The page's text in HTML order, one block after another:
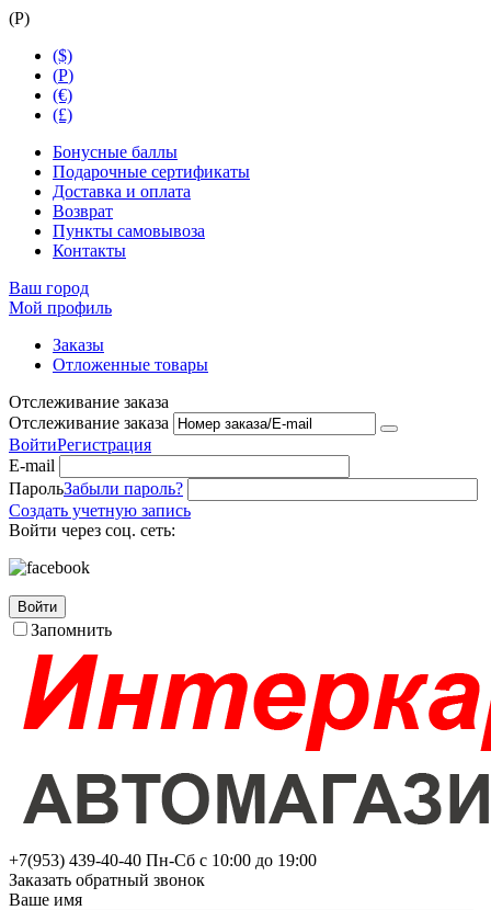
(Р)
($)
(Р)
(€)
(£)
Бонусные баллы
Подарочные сертификаты
Доставка и оплата
Возврат
Пункты самовывоза
Контакты
Ваш город
Мой профиль
Заказы
Отложенные товары
Отслеживание заказа
Отслеживание заказа
ВойтиРегистрация
E-mail
ПарольЗабыли пароль?
Создать учетную запись
Войти через соц. сеть:
Войти
Запомнить
+7(953) 439-40-40 Пн-Сб с 10:00 до 19:00
Заказать обратный звонок
Ваше имя